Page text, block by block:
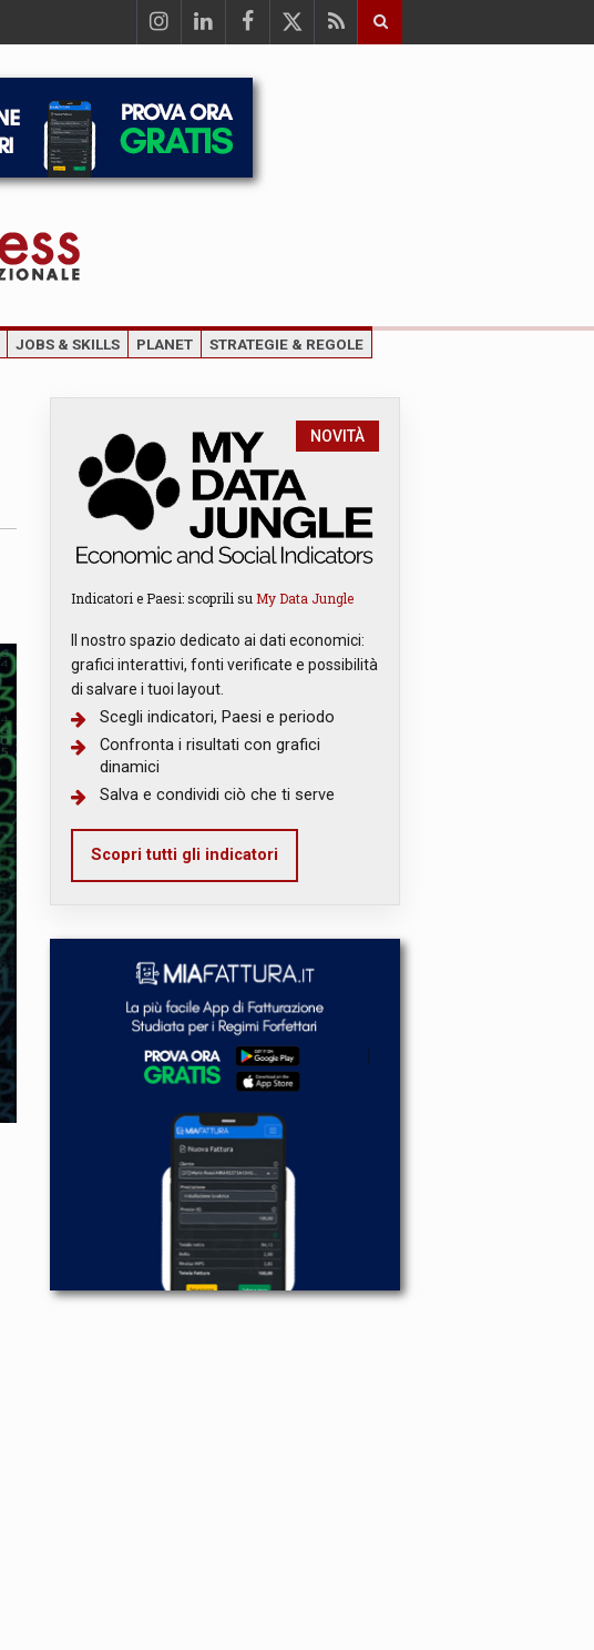
JOBS & SKILLS PLANET STRATEGIE & REGOLE
NOVITÀ
Indicatori e Paesi: scoprili su My Data Jungle
Il nostro spazio dedicato ai dati economici:
grafici interattivi, fonti verificate e possibilità
di salvare i tuoi layout.
Scegli indicatori, Paesi e periodo
Confronta i risultati con grafici
dinamici
Salva e condividi ciò che ti serve
Scopri tutti gli indicatori